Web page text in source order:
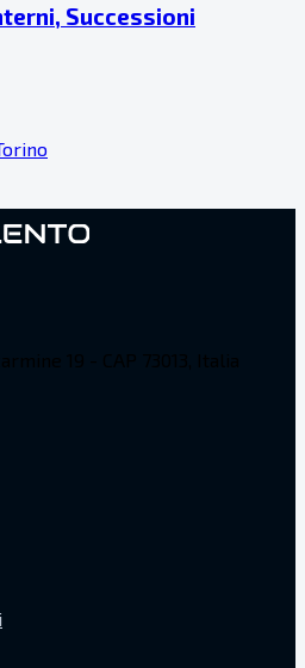
Successioni